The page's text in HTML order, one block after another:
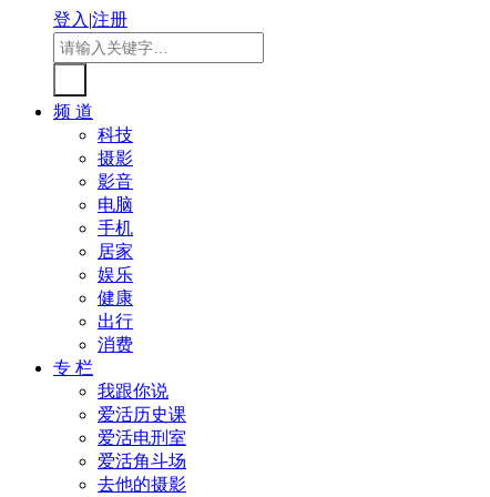
登入|注册
频 道
科技
摄影
影音
电脑
手机
居家
娱乐
健康
出行
消费
专 栏
我跟你说
爱活历史课
爱活电刑室
爱活角斗场
去他的摄影